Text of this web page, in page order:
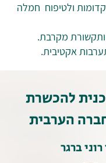
ולטיפוח חמלה
ותקשורת מקרבת.
אקטיבית.
להכשרת
הערבית
ברגר